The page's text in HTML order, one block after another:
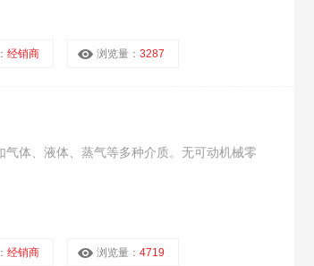
经销商 浏览量：3287
体、液体、蒸气等多种介质。无可动机械零
经销商 浏览量：4719